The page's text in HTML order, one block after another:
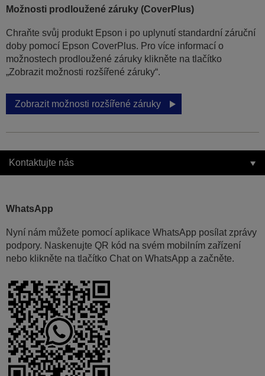
Možnosti prodloužené záruky (CoverPlus)
Chraňte svůj produkt Epson i po uplynutí standardní záruční
doby pomocí Epson CoverPlus. Pro více informací o
možnostech prodloužené záruky klikněte na tlačítko
„Zobrazit možnosti rozšířené záruky“.
Zobrazit možnosti rozšířené záruky
Kontaktujte nás
WhatsApp
Nyní nám můžete pomocí aplikace WhatsApp posílat zprávy
podpory. Naskenujte QR kód na svém mobilním zařízení
nebo klikněte na tlačítko Chat on WhatsApp a začněte.